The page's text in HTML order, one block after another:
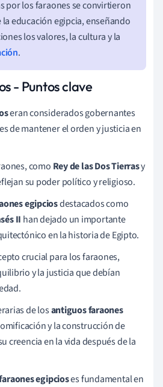
por los faraones se convirtieron
educación egipcia, enseñando
los valores, la cultura y la
.
- Puntos clave
eran considerados gobernantes
de mantener el orden y justicia en
como Rey de las Dos Tierrasy
su poder político y religioso.
egipciosdestacados como
II han dejado un importante
en la historia de Egipto.
crucial para los faraones,
y la justicia que debían
de losantiguos faraones
y la construcción de
creencia en la vida después de la
egipcioses fundamental en